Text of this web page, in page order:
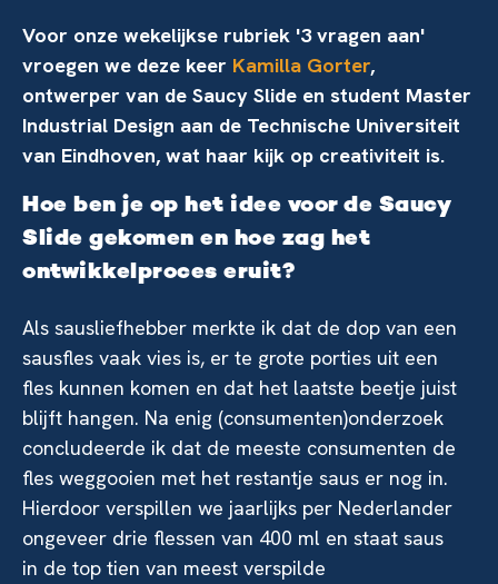
Voor onze wekelijkse rubriek '3 vragen aan'
vroegen we deze keer Kamilla Gorter,
ontwerper van de Saucy Slide en student Master
Industrial Design aan de Technische Universiteit
van Eindhoven, wat haar kijk op creativiteit is.
Hoe ben je op het idee voor de Saucy
Slide gekomen en hoe zag het
ontwikkelproces eruit?
Als sausliefhebber merkte ik dat de dop van een
sausfles vaak vies is, er te grote porties uit een
fles kunnen komen en dat het laatste beetje juist
blijft hangen. Na enig (consumenten)onderzoek
concludeerde ik dat de meeste consumenten de
fles weggooien met het restantje saus er nog in.
Hierdoor verspillen we jaarlijks per Nederlander
ongeveer drie flessen van 400 ml en staat saus
in de top tien van meest verspilde